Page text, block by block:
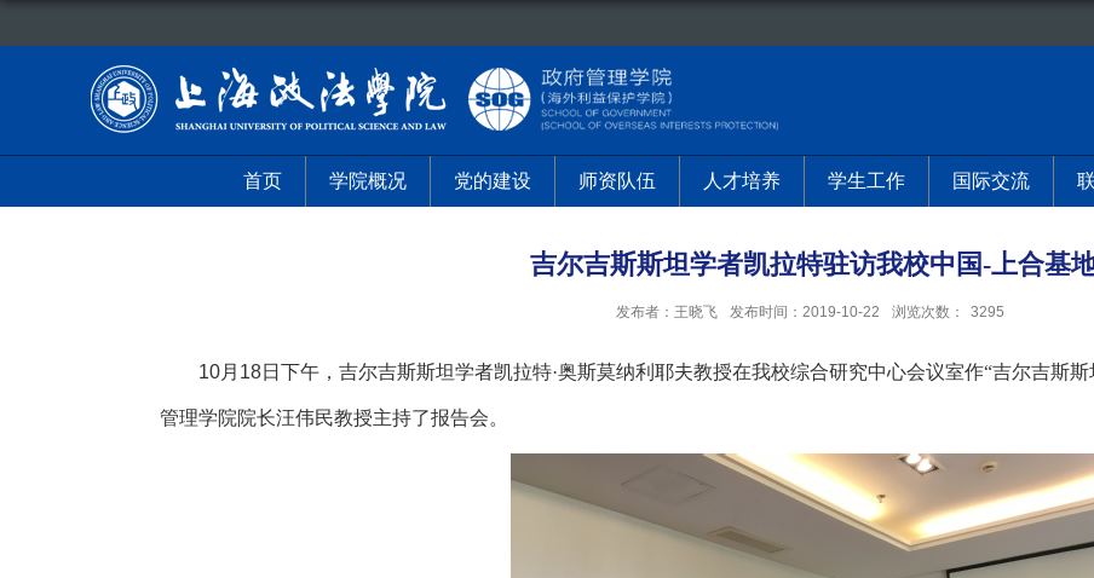
首页 学院概况 党的建设 师资队伍 人才培养 学生工作 国际交流
吉尔吉斯斯坦学者凯拉特驻访我校中国-上合基
发布者：王晓飞 发布时间：2019-10-22 浏览次数： 3295
10月 18日下午，吉尔吉斯斯坦学者凯拉特·奥斯莫纳利耶夫教授在我校综合研究中心会议室作“吉尔吉斯
管理学院院长汪伟民教授主持了报告会。